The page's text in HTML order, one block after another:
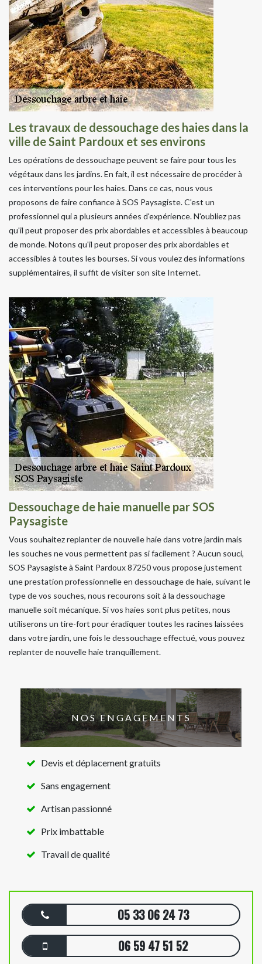
Les travaux de dessouchage des haies dans la
ville de Saint Pardoux et ses environs
Les opérations de dessouchage peuvent se faire pour tous les
végétaux dans les jardins. En fait, il est nécessaire de procéder à
ces interventions pour les haies. Dans ce cas, nous vous
proposons de faire confiance à SOS Paysagiste. C'est un
professionnel qui a plusieurs années d'expérience. N'oubliez pas
qu'il peut proposer des prix abordables et accessibles à beaucoup
de monde. Notons qu'il peut proposer des prix abordables et
accessibles à toutes les bourses. Si vous voulez des informations
supplémentaires, il suffit de visiter son site Internet.
Dessouchage de haie manuelle par SOS
Paysagiste
Vous souhaitez replanter de nouvelle haie dans votre jardin mais
les souches ne vous permettent pas si facilement ? Aucun souci,
SOS Paysagiste à Saint Pardoux 87250 vous propose justement
une prestation professionnelle en dessouchage de haie, suivant le
type de vos souches, nous recourons soit à la dessouchage
manuelle soit mécanique. Si vos haies sont plus petites, nous
utiliserons un tire-fort pour éradiquer toutes les racines laissées
dans votre jardin, une fois le dessouchage effectué, vous pouvez
replanter de nouvelle haie tranquillement.
NOS ENGAGEMENTS
Devis et déplacement gratuits
Sans engagement
Artisan passionné
Prix imbattable
Travail de qualité
05 33 06 24 73
06 59 47 51 52